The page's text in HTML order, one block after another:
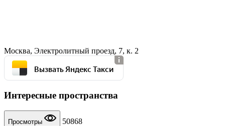
Москва, Электролитный проезд, 7, к. 2
Вызвать Яндекс Такси
Интересные пространства
Просмотры
50868